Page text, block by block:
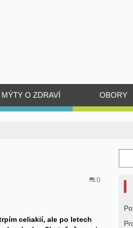
MÝTY O ZDRAVÍ OBORY
0
celiakií, ale po letech